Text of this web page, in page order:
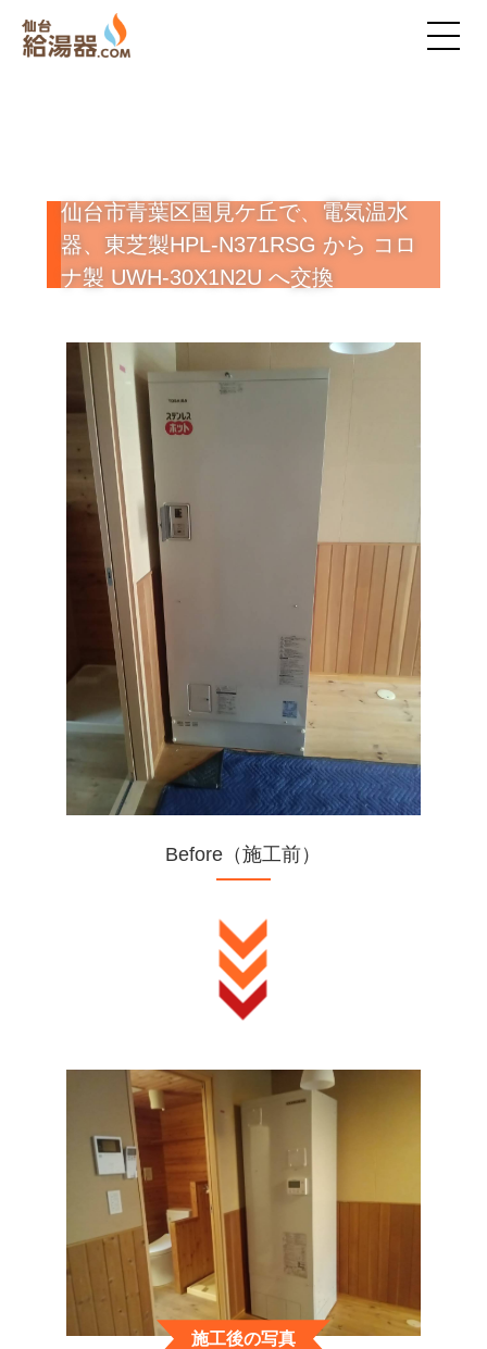
仙台市青葉区国見ケ丘で、電気温水
器、東芝製HPL-N371RSG から コロ
ナ製 UWH-30X1N2U へ交換
Before（施工前）
施工後の写真